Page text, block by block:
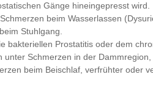
Gänge hineingepresst wird.
beim Wasserlassen
Stuhlgang.
bakteriellen Prostatitis oder dem
Schmerzen in der
beim Beischlaf, verfrühter oder